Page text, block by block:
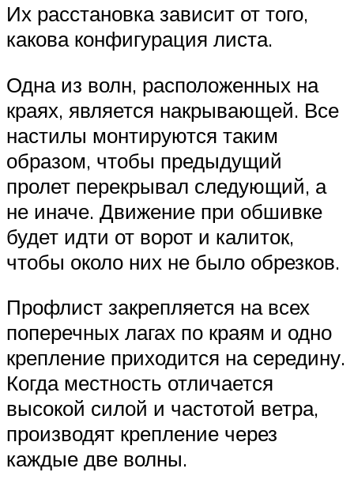
Их расстановка зависит от того,
какова конфигурация листа.
Одна из волн, расположенных на
краях, является накрывающей. Все
настилы монтируются таким
образом, чтобы предыдущий
пролет перекрывал следующий, а
не иначе. Движение при обшивке
будет идти от ворот и калиток,
чтобы около них не было обрезков.
Профлист закрепляется на всех
поперечных лагах по краям и одно
крепление приходится на середину.
Когда местность отличается
высокой силой и частотой ветра,
производят крепление через
каждые две волны.